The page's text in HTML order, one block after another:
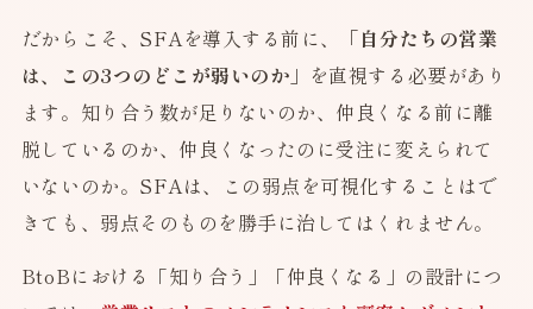
だからこそ、SFAを導入する前に、
「自分たちの営業
は、この3つのどこが弱いのか」 を直視する必要があり
ます。知り合う数が足りないのか、仲良くなる前に離
脱しているのか、仲良くなったのに受注に変えられて
いないのか。SFAは、この弱点を可視化することはで
きても、弱点そのものを勝手に治してはくれません。
BtoBにおける「知り合う」「仲良くなる」の設計につ